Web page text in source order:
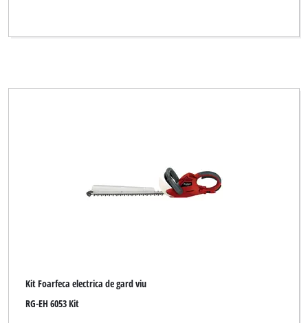
Kit Foarfeca electrica de gard viu
RG-EH 6053 Kit